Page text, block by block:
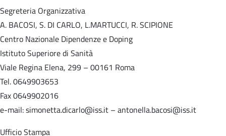
Segreteria Organizzativa
A. BACOSI, S. DI CARLO, L.MARTUCCI, R. SCIPIONE
Centro Nazionale Dipendenze e Doping
Istituto Superiore di Sanità
Viale Regina Elena, 299 – 00161 Roma
Tel. 0649903653
Fax 0649902016
e-mail: simonetta.dicarlo@iss.it – antonella.bacosi@iss.it
Ufficio Stampa